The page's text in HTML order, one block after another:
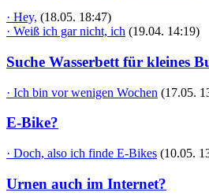
· Hey, (18.05. 18:47)
· Weiß ich gar nicht, ich (19.04. 14:19)
Suche Wasserbett für kleines
· Ich bin vor wenigen Wochen (17.05.
E-Bike?
· Doch, also ich finde E-Bikes (10.05.
Urnen auch im Internet?